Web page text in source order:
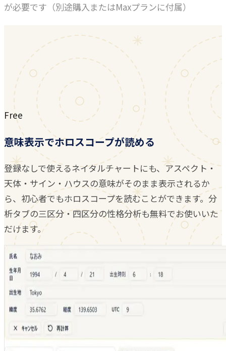
が必要です（別途購入またはMaxプランに付属）
Free
意味表示でホロスコープが読める
登録なしで使えるネイタルチャートにも、アスペクト・
天体・サイン・ハウスの意味がそのまま表示されるか
ら、初心者でもホロスコープを読むことができます。分
析タブの三区分・四区分の性格分析も無料でお使いいた
だけます。